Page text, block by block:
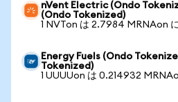
nVent Electric (Ondo
(Ondo Tokenized)
1 NVTon は 2.7984 MRNAon
Energy Fuels (Ondo
Tokenized)
1 UUUUon は 0.214932